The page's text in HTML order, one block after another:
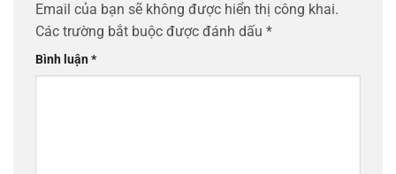
Email của bạn sẽ không được hiển thị công khai.
Các trường bắt buộc được đánh dấu *
Bình luận*